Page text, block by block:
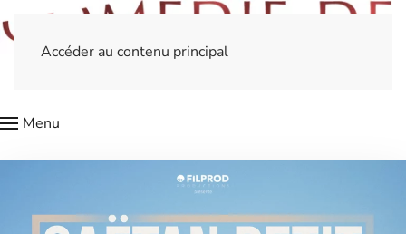
Accéder au contenu principal
Menu